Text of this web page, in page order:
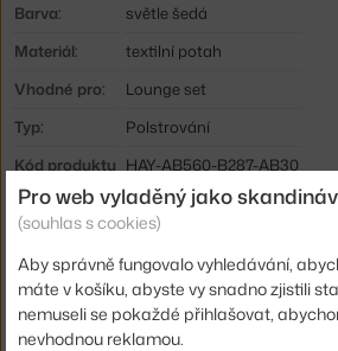
Barva:
světle šedá
Materiál:
textilní potah
Vhodné pro:
Lounge set
Typ:
Polstrování
Kód produktu HAY-AB560-B287-AB30
EAN
5710441253013
Ste zo Slovenska? Prejdite naPodsedák
Shopping from the EU? Switch to
grey
Pro web vyladěný jako
(souhlas s cookies)
Aby správně fungovalo vyhledávání,
máte v košíku, abyste vy snadno zjistili
nemuseli se pokaždé přihlašovat,
nevhodnou reklamou.